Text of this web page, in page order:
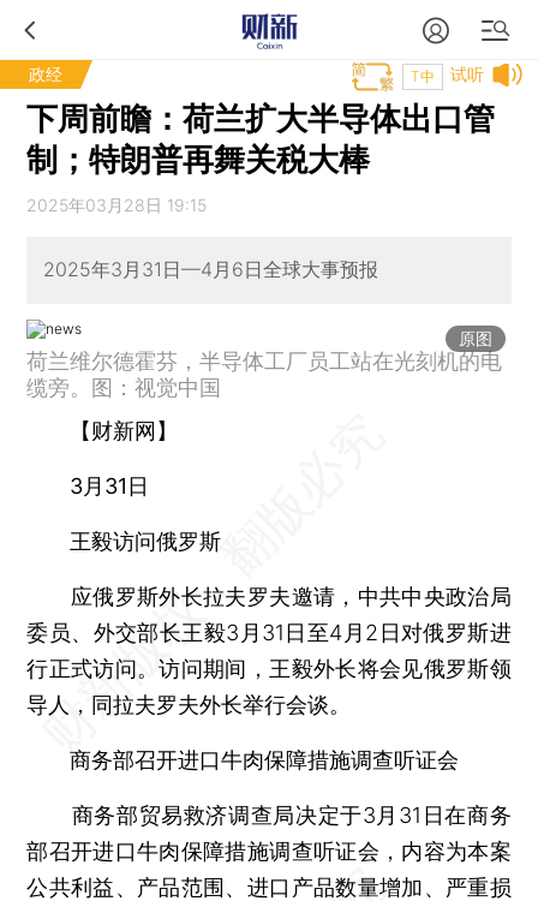
政经 试听
T中
下周前瞻：荷兰扩大半导体出口管
制；特朗普再舞关税大棒
2025年03月28日 19:15
2025年3月31日—4月6日全球大事预报
原图
荷兰维尔德霍芬，半导体工厂员工站在光刻机的电
缆旁。图：视觉中国
【财新网】
3月31日
王毅访问俄罗斯
应俄罗斯外长拉夫罗夫邀请，中共中央政治局
委员、外交部长王毅3月31日至4月2日对俄罗斯进
行正式访问。访问期间，王毅外长将会见俄罗斯领
导人，同拉夫罗夫外长举行会谈。
商务部召开进口牛肉保障措施调查听证会
商务部贸易救济调查局决定于3月31日在商务
部召开进口牛肉保障措施调查听证会，内容为本案
公共利益、产品范围、进口产品数量增加、严重损